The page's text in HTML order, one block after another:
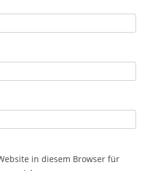
in diesem Browser für